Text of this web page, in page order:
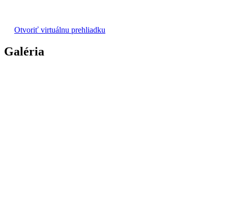
Otvoriť virtuálnu prehliadku
Galéria